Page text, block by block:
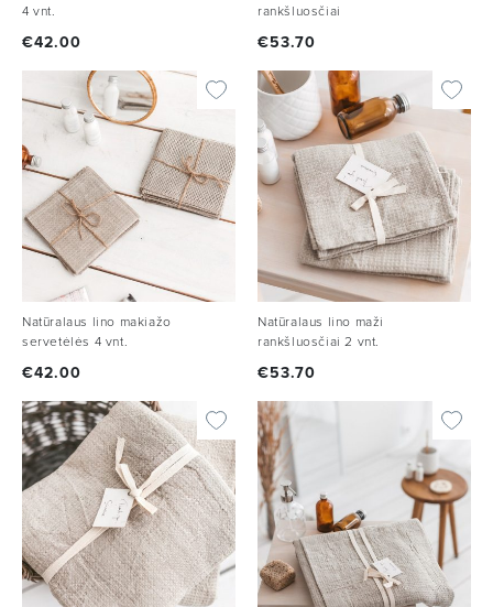
4 vnt.
€42.00
rankšluosčiai
€53.70
Natūralaus lino makiažo
servetėlės 4 vnt.
€42.00
Natūralaus lino maži
rankšluosčiai 2 vnt.
€53.70